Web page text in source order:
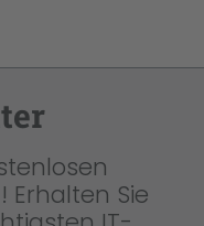
Erhalten Sie